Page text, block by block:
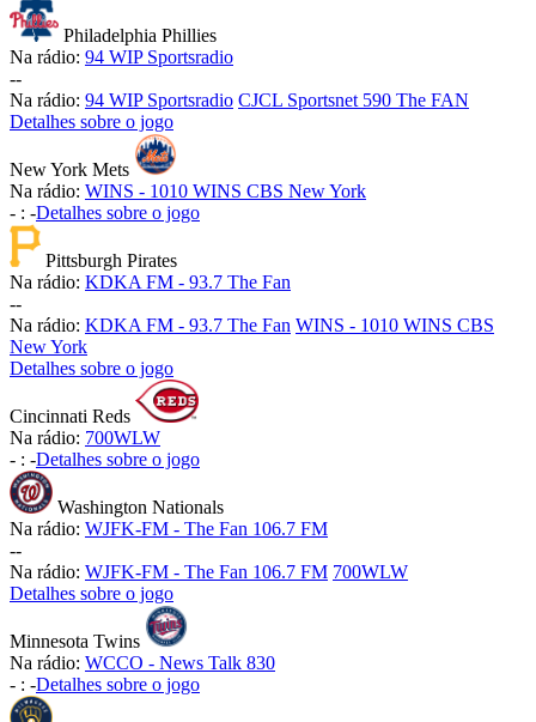
Philadelphia Phillies
Na rádio: 94 WIP Sportsradio
--
Na rádio: 94 WIP Sportsradio CJCL Sportsnet 590 The FAN
Detalhes sobre o jogo
New York Mets
Na rádio: WINS - 1010 WINS CBS New York
- : -Detalhes sobre o jogo
Pittsburgh Pirates
Na rádio: KDKA FM - 93.7 The Fan
--
Na rádio: KDKA FM - 93.7 The Fan WINS - 1010 WINS CBS
New York
Detalhes sobre o jogo
Cincinnati Reds
Na rádio: 700WLW
- : -Detalhes sobre o jogo
Washington Nationals
Na rádio: WJFK-FM - The Fan 106.7 FM
--
Na rádio: WJFK-FM - The Fan 106.7 FM 700WLW
Detalhes sobre o jogo
Minnesota Twins
Na rádio: WCCO - News Talk 830
- : -Detalhes sobre o jogo